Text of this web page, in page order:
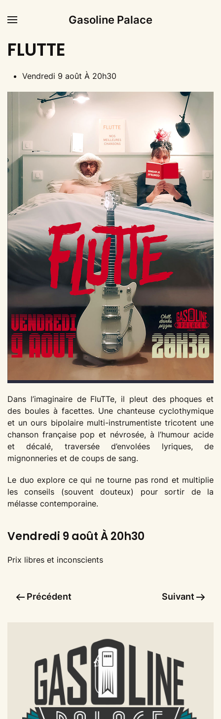
Gasoline Palace
FLUTTE
Vendredi 9 août À 20h30
Dans l’imaginaire de FluTTe, il pleut des phoques et
des boules à facettes. Une chanteuse cyclothymique
et un ours bipolaire multi-instrumentiste tricotent une
chanson française pop et névrosée, à l’humour acide
et décalé, traversée d’envolées lyriques, de
mignonneries et de coups de sang.
Le duo explore ce qui ne tourne pas rond et multiplie
les conseils (souvent douteux) pour sortir de la
mélasse contemporaine.
Vendredi 9 août À 20h30
Prix libres et inconscients
Précédent Suivant